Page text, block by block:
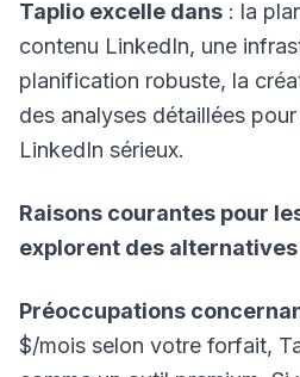
Taplio excelle dans : la
contenu LinkedIn, une
planification robuste, la
des analyses détaillées
LinkedIn sérieux.
Raisons courantes pour
explorent des alternatives
Préoccupations
$/mois selon votre forfait,